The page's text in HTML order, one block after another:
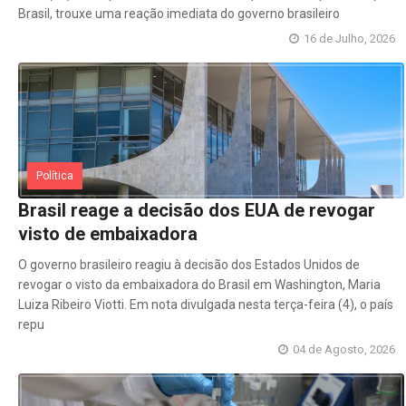
Brasil, trouxe uma reação imediata do governo brasileiro
16 de Julho, 2026
Política
Brasil reage a decisão dos EUA de revogar
visto de embaixadora
O governo brasileiro reagiu à decisão dos Estados Unidos de
revogar o visto da embaixadora do Brasil em Washington, Maria
Luiza Ribeiro Viotti. Em nota divulgada nesta terça-feira (4), o país
repu
04 de Agosto, 2026